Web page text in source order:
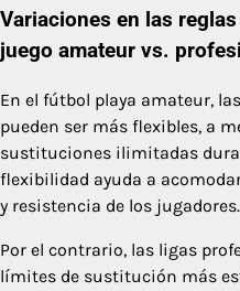
Variaciones en las
juego amateur vs.
En el fútbol playa amateur,
pueden ser más flexibles, a
sustituciones ilimitadas
flexibilidad ayuda a
y resistencia de los jugadores.
Por el contrario, las ligas
límites de sustitución más